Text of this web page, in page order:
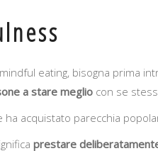
eating, bisogna prima
a stare meglio con se
ha acquistato parecchia
prestare